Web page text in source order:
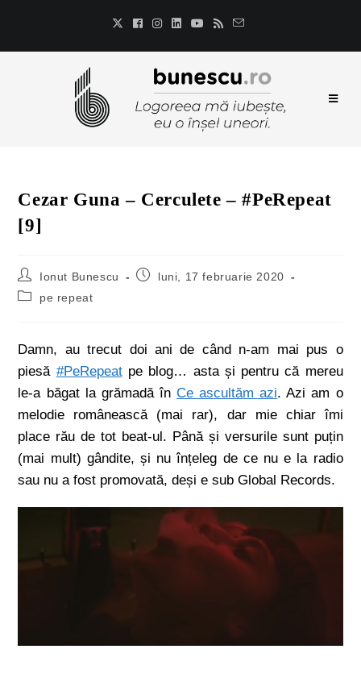
Cezar Guna – Cerculete – #PeRepeat
[9]
Ionut Bunescu
luni, 17 februarie 2020
pe repeat
Damn, au trecut doi ani de când n-am mai pus o
piesă #PeRepeatpe blog… asta și pentru că mereu
le-a băgat la grămadă în Ce ascultăm azi. Azi am o
melodie românească (mai rar), dar mie chiar îmi
place rău de tot beat-ul. Până și versurile sunt puțin
(mai mult) gândite, și nu înțeleg de ce nu e la radio
sau nu a fost promovată, deși e sub Global Records.